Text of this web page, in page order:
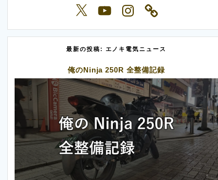
X YouTubeInstagram
最新の投稿: エノキ電気ニュース
俺のNinja 250R 全整備記録